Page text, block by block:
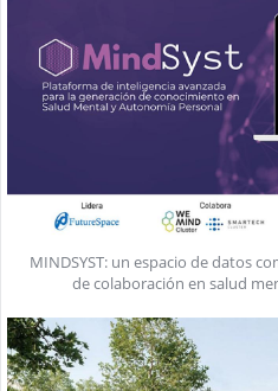
MINDSYST: un espacio de datos
de colaboración en salud